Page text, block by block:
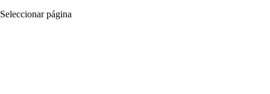
Seleccionar página